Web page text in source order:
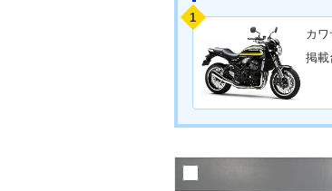
1
カ
掲載